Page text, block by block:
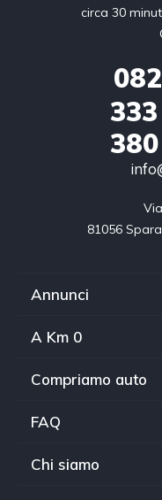
circa 30
333
380
81056
Annunci
A Km 0
Compriamo auto
FAQ
Chi siamo